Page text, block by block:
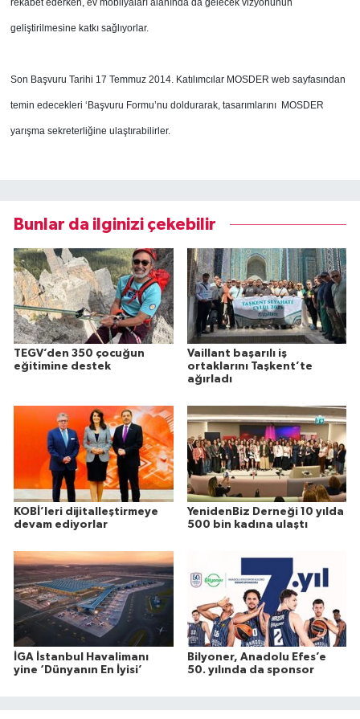
rekabet ederken, ev mobilyaları alanında da gelecek vizyonunun
geliştirilmesine katkı sağlıyorlar.
Son Başvuru Tarihi 17 Temmuz 2014. Katılımcılar MOSDER web sayfasından
temin edecekleri ‘Başvuru Formu’nu doldurarak, tasarımlarını MOSDER
yarışma sekreterliğine ulaştırabilirler.
Bunlar da ilginizi çekebilir
TEGV’den 350 çocuğun
eğitimine destek
Vaillant başarılı iş
ortaklarını Taşkent’te
ağırladı
KOBİ’leri dijitalleştirmeye
devam ediyorlar
YenidenBiz Derneği 10 yılda
500 bin kadına ulaştı
İGA İstanbul Havalimanı
yine ‘Dünyanın En İyisi’
Bilyoner, Anadolu Efes’e
50. yılında da sponsor